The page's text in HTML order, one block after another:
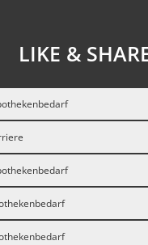
LIKE &